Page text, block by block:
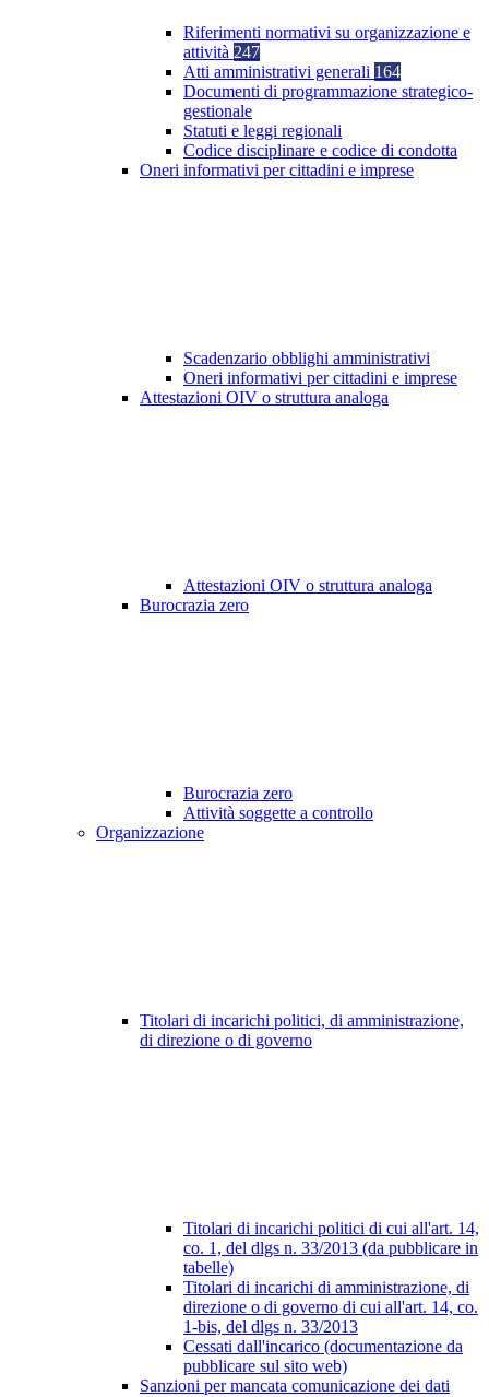
Riferimenti normativi su organizzazione e
attività 247
Atti amministrativi generali 164
Documenti di programmazione strategico-
gestionale
Statuti e leggi regionali
Codice disciplinare e codice di condotta
Oneri informativi per cittadini e imprese
Scadenzario obblighi amministrativi
Oneri informativi per cittadini e imprese
Attestazioni OIV o struttura analoga
Attestazioni OIV o struttura analoga
Burocrazia zero
Burocrazia zero
Attività soggette a controllo
Organizzazione
Titolari di incarichi politici, di amministrazione,
di direzione o di governo
Titolari di incarichi politici di cui all'art. 14,
co. 1, del dlgs n. 33/2013 (da pubblicare in
tabelle)
Titolari di incarichi di amministrazione, di
direzione o di governo di cui all'art. 14, co.
1-bis, del dlgs n. 33/2013
Cessati dall'incarico (documentazione da
pubblicare sul sito web)
Sanzioni per mancata comunicazione dei dati